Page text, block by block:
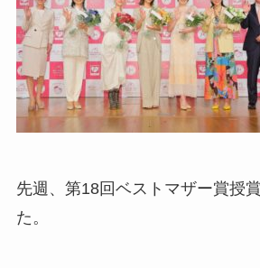
先週、第18回ベストマザー賞授
た。